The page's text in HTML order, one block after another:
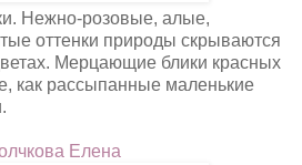
Нежно-розовые, алые,
оттенки природы скрываются
Мерцающие блики красных
как рассыпанные маленькие
Елена